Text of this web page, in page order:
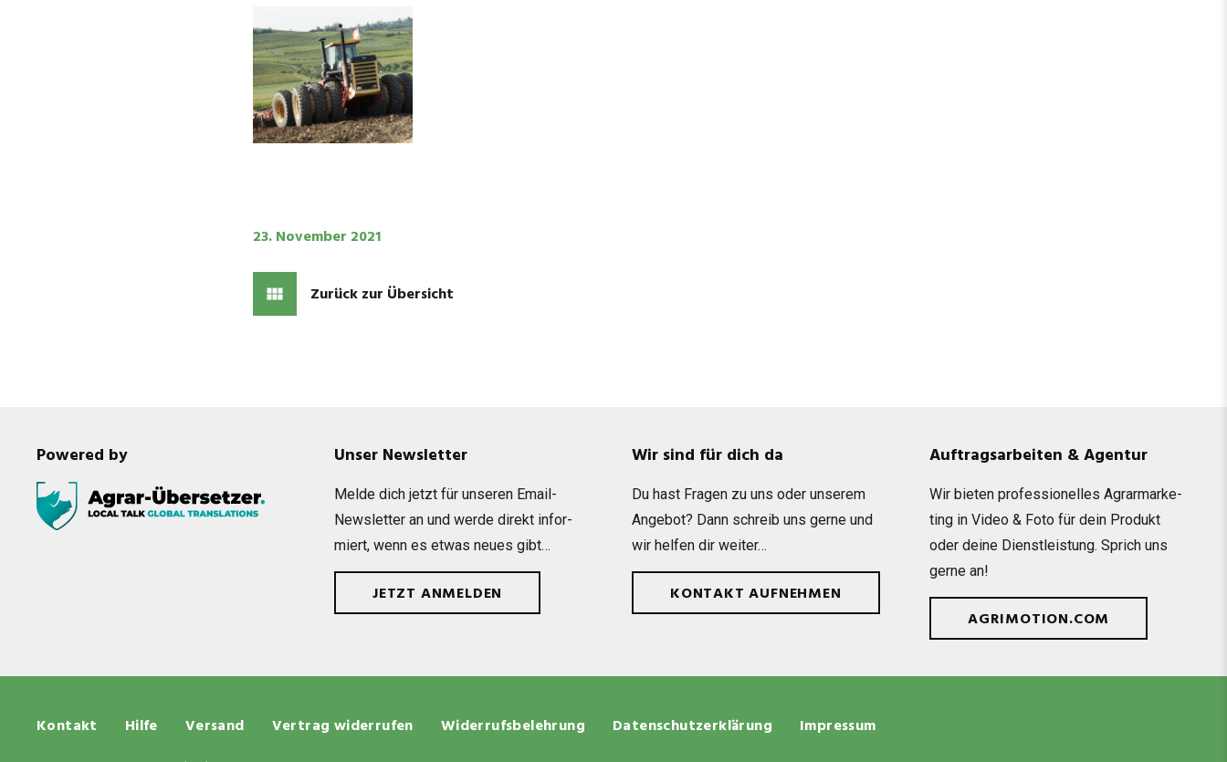
23. November 2021
Zurück zur Übersicht
Powered by Unser Newsletter
Melde dich jetzt für unse­ren Email-
News­let­ter an und werde direkt infor­
miert, wenn es etwas neues gibt…
JETZT ANMELDEN
Wir sind für dich da
Du hast Fra­gen zu uns oder unse­rem
Ange­bot? Dann schreib uns gerne und
wir hel­fen dir weiter…
KONTAKT AUFNEHMEN
Auftragsarbeiten & Agentur
Wir bie­ten pro­fes­sio­nel­les Agrar­mar­ke­
ting in Video & Foto für dein Pro­dukt
oder deine Dienst­leis­tung. Sprich uns
gerne an!
AGRIMOTION.COM
Kontakt Hilfe Versand Vertrag widerrufen Widerrufsbelehrung Datenschutzerklärung Impressum